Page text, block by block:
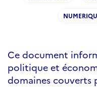
Ce document
politique et
domaines couverts